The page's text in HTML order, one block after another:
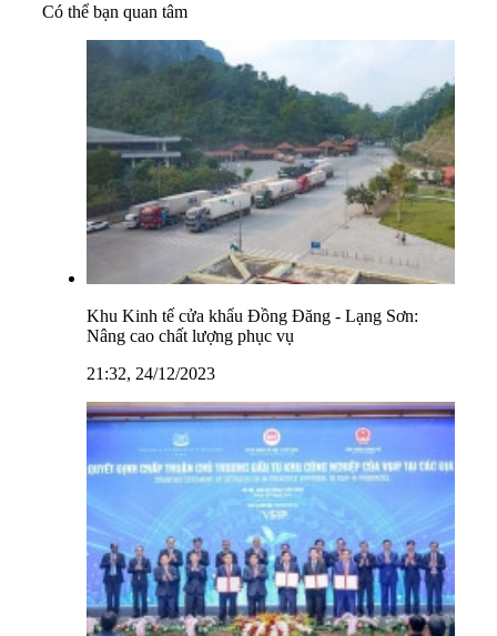
Có thể bạn quan tâm
Khu Kinh tế cửa khẩu Đồng Đăng - Lạng Sơn:
Nâng cao chất lượng phục vụ
21:32, 24/12/2023